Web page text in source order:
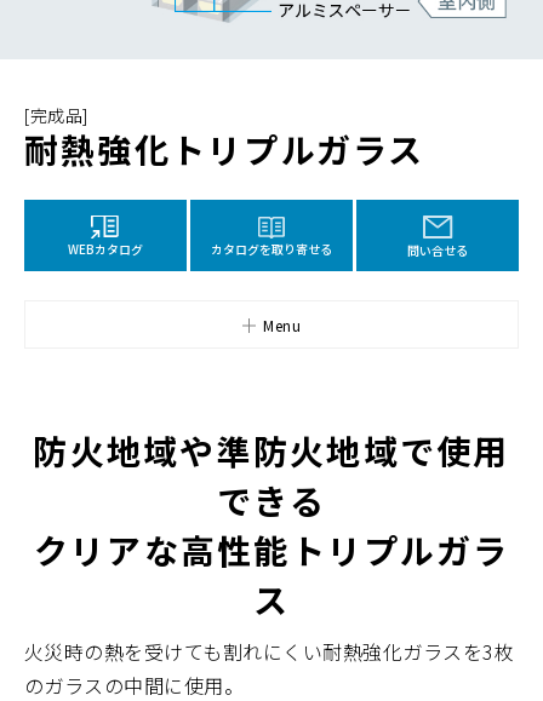
[完成品]
耐熱強化トリプルガラス
WEBカタログ カタログを取り寄せる 問い合せる
Menu
防火地域や準防火地域で使用
できる
クリアな高性能トリプルガラ
ス
火災時の熱を受けても割れにくい耐熱強化ガラスを3枚
のガラスの中間に使用。